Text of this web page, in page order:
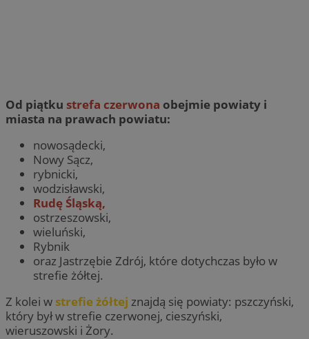
Od piątku strefa czerwona obejmie powiaty i
miasta na prawach powiatu:
nowosądecki,
Nowy Sącz,
rybnicki,
wodzisławski,
Rudę Śląską,
ostrzeszowski,
wieluński,
Rybnik
oraz Jastrzębie Zdrój, które dotychczas było w
strefie żółtej.
Z kolei wstrefie żółtej znajdą się powiaty: pszczyński,
który był w strefie czerwonej, cieszyński,
wieruszowski i Żory.